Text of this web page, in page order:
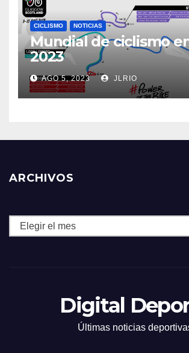
CICLISMO NOTICIAS
Mundial de ciclismo
2023
AGO 5, 2023 JLRIO
ARCHIVOS
Archivos
Digital
Últimas noticias